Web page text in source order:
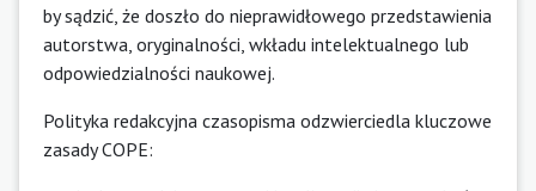
by sądzić, że doszło do nieprawidłowego przedstawienia
autorstwa, oryginalności, wkładu intelektualnego lub
odpowiedzialności naukowej.
Polityka redakcyjna czasopisma odzwierciedla kluczowe
zasady COPE: